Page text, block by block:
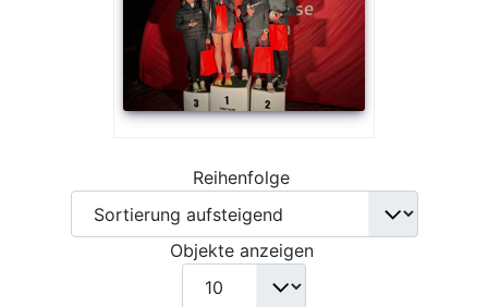
Reihenfolge
Objekte anzeigen